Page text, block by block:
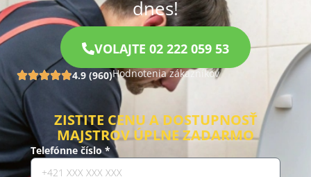
dnes!
VOLAJTE 02 222 059 53
4.9 (960)Hodnotenia zákazníkov
ZISTITE CENU A DOSTUPNOSŤ
MAJSTROV ÚPLNE ZADARMO
Telefónne číslo *